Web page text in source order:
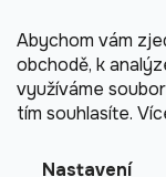
Abychom vám
obchodě, k
využíváme
tím souhlasíte.
Nastavení